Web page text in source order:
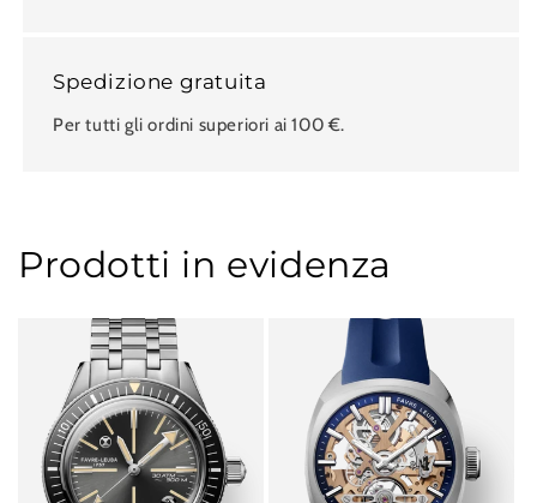
Spedizione gratuita
Per tutti gli ordini superiori ai 100 €.
Prodotti in evidenza